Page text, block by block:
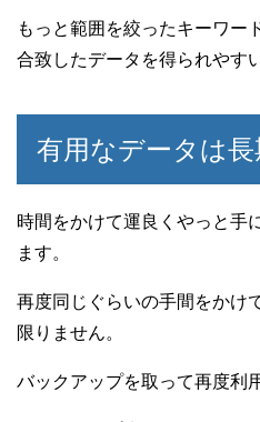
もっと範囲を絞ったキーワー
合致したデータを得られやす
有用なデータは長
時間をかけて運良くやっと手
ます。
再度同じぐらいの手間をかけ
限りません。
バックアップを取って再度利